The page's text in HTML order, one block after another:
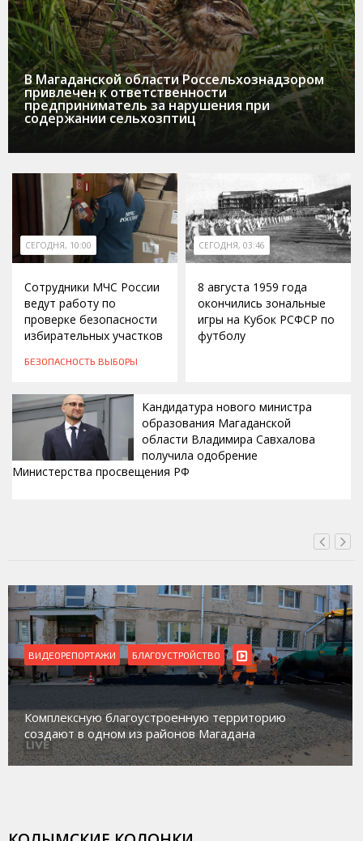
В Магаданской области Россельхознадзором
привлечен к ответственности
предприниматель за нарушения при
содержании сельхозптиц
СЕГОДНЯ, 10:00
Сотрудники МЧС России
ведут работу по
проверке безопасности
избирательных участков
БЕЗОПАСНОСТЬ ВЫБОРЫ
СЕГОДНЯ, 03:46
8 августа 1959 года
окончились зональные
игры на Кубок РСФСР по
футболу
Кандидатура нового министра
образования Магаданской
области Владимира Савхалова
получила одобрение
Министерства просвещения РФ
ВИДЕОРЕПОРТАЖИ БЛАГОУСТРОЙСТВО
Комплексную благоустроенную территорию
создают в одном из районов Магадана